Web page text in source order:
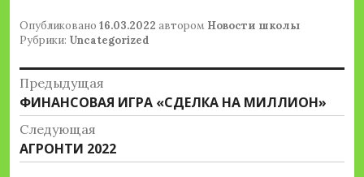
Опубликовано 16.03.2022 автором Новости школы
Рубрики: Uncategorized
Навигация
по
записям
Предыдущая
Предыдущая
запись:
ФИНАНСОВАЯ ИГРА «СДЕЛКА НА МИЛЛИОН»
Следующая
Следующая
запись:
АГРОНТИ 2022